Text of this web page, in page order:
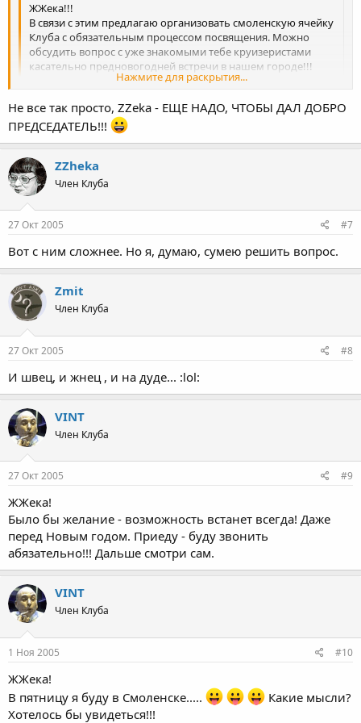
ЖЖека!!!
В связи с этим предлагаю организовать смоленскую ячейку
Клуба с обязательным процессом посвящения. Можно
обсудить вопрос с уже знакомыми тебе круизеристами
касательно предновогодней встречи в нашем городе!!!
Как тебе мысль???
Нажмите для раскрытия...
Ячейка из одного, простите, члена - готично. В принципе готов
стать председателем Смоленской ячейки, секретарм и
финдиректором.
насчёт посленовонодней - поговорю со своим секретарём, и
если финдиректор подпишет счета - всё сделаю.
Нажмите для раскрытия...
Не все так просто, ZZeka - ЕЩЕ НАДО, ЧТОБЫ ДАЛ ДОБРО
ПРЕДСЕДАТЕЛЬ!!!
ZZheka
Член Клуба
27 Окт 2005 #7
Вот с ним сложнее. Но я, думаю, сумею решить вопрос.
Zmit
Член Клуба
27 Окт 2005 #8
И швец, и жнец , и на дуде... :lol:
VINT
Член Клуба
27 Окт 2005 #9
ЖЖека!
Было бы желание - возможность встанет всегда! Даже
перед Новым годом. Приеду - буду звонить
абязательно!!! Дальше смотри сам.
VINT
Член Клуба
1 Ноя 2005 #10
ЖЖека!
В пятницу я буду в Смоленске.....
Какие мысли?
Хотелось бы увидеться!!!